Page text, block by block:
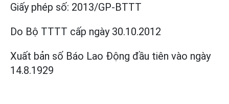
Giấy phép số: 2013/GP-BTTT
Do Bộ TTTT cấp ngày 30.10.2012
Xuất bản số Báo Lao Động đầu tiên vào ngày
14.8.1929